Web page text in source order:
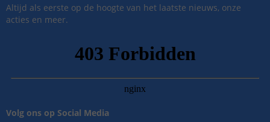
Altijd als eerste op de hoogte van het laatste nieuws, onze
acties en meer.
Volg ons op Social Media